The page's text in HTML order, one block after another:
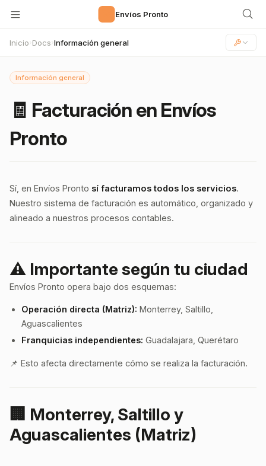
Envíos Pronto
Inicio› Docs› Información general
Información general
🧾 Facturación en Envíos
Pronto
Sí, en Envíos Pronto sí facturamos todos los servicios.
Nuestro sistema de facturación es automático, organizado y
alineado a nuestros procesos contables.
⚠️ Importante según tu ciudad
Envíos Pronto opera bajo dos esquemas:
Operación directa (Matriz): Monterrey, Saltillo,
Aguascalientes
Franquicias independientes: Guadalajara, Querétaro
📌 Esto afecta directamente cómo se realiza la facturación.
🏢 Monterrey, Saltillo y
Aguascalientes (Matriz)